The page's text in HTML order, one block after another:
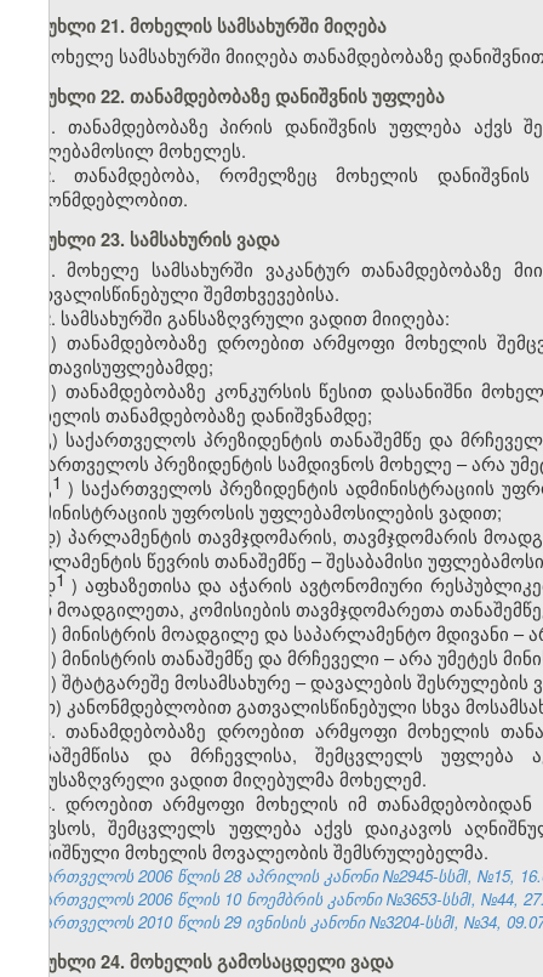
მუხლი 21. მოხელის სამსახურში მიღება
მოხელე სამსახურში მიიღება თანამდებობაზე
მუხლი 22. თანამდებობაზე დანიშვნის უფლება
1. თანამდებობაზე პირის დანიშვნის უფლება აქვს
უფლებამოსილ მოხელეს.
2. თანამდებობა, რომელზეც მოხელის
კანონმდებლობით.
მუხლი 23. სამსახურის ვადა
1. მოხელე სამსახურში ვაკანტურ თანამდებობაზე
გათვალისწინებული შემთხვევებისა.
2. სამსახურში განსაზღვრული ვადით მიიღება:
ა) თანამდებობაზე დროებით არმყოფი მოხელის
განთავისუფლებამდე;
ბ) თანამდებობაზე კონკურსის წესით დასანიშნი
მოხელის თანამდებობაზე დანიშვნამდე;
გ) საქართველოს პრეზიდენტის თანაშემწე და
საქართველოს პრეზიდენტის სამდივნოს მოხელე –არა
გ1 ) საქართველოს პრეზიდენტის ადმინისტრაციის
ადმინისტრაციის უფროსის უფლებამოსილების ვადით;
დ) პარლამენტის თავმჯდომარის, თავმჯდომარის
პარლამენტის წევრის თანაშემწე – შესაბამისი
დ1 ) აფხაზეთისა და აჭარის ავტონომიური
მათ მოადგილეთა, კომისიების თავმჯდომარეთა
ე) მინისტრის მოადგილე და საპარლამენტო მდივანი –
ვ) მინისტრის თანაშემწე და მრჩეველი – არა უმეტეს
ზ) შტატგარეშე მოსამსახურე – დავალების შესრულების
თ) კანონმდებლობით გათვალისწინებული სხვა
3. თანამდებობაზე დროებით არმყოფი მოხელის
თანაშემწისა და მრჩევლისა, შემცვლელს უფლება
განუსაზღვრელი ვადით მიღებულმა მოხელემ.
4. დროებით არმყოფი მოხელის იმ თანამდებობიდან
შეივსოს, შემცვლელს უფლება აქვს დაიკავოს
დანიშნული მოხელის მოვალეობის შემსრულებელმა.
საქართველოს 2006 წლის 28 აპრილის კანონი №2945-სსმI, №15,
საქართველოს 2006 წლის 10 ნოემბრის კანონი №3653-სსმI, №44,
საქართველოს 2010 წლის 29 ივნისის კანონი №3204-სსმI, №34,
მუხლი 24. მოხელის გამოსაცდელი ვადა